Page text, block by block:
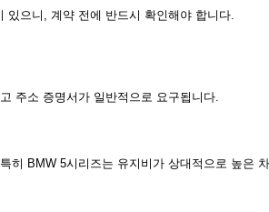
으니, 계약 전에 반드시 확인해야 합니다.
주소 증명서가 일반적으로 요구됩니다.
BMW 5시리즈는 유지비가 상대적으로 높은